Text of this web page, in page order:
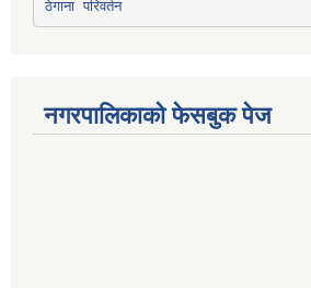
ठेगाना परिवर्तन
नगरपालिकाको फेसबुक पेज